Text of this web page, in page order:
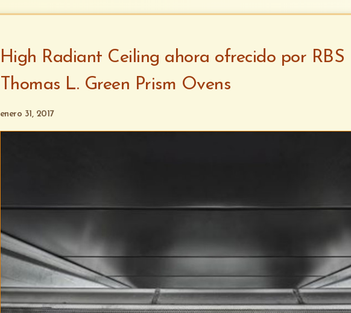
High Radiant Ceiling ahora ofrecido por RBS
Thomas L. Green Prism Ovens
enero 31, 2017